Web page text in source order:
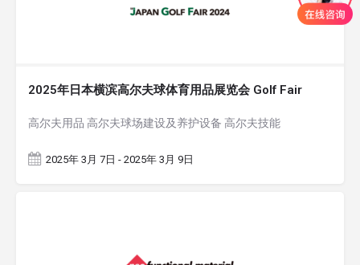
2025年日本横滨高尔夫球体育用品展览会 Golf Fair
高尔夫用品 高尔夫球场建设及养护设备 高尔夫技能
2025年 3月 7日 - 2025年 3月 9日